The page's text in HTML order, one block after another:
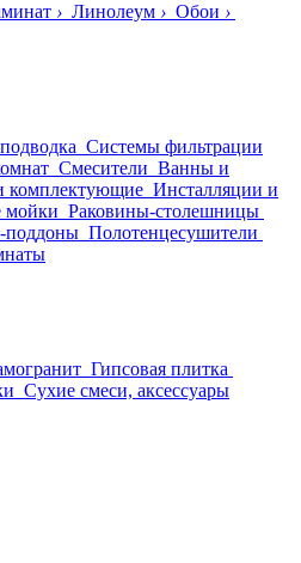
› Линолеум › Обои ›
Системы фильтрации
Смесители Ванны и
комплектующие Инсталляции и
мойки Раковины-столешницы
поддоны Полотенцесушители
Гипсовая плитка
Сухие смеси, аксессуары